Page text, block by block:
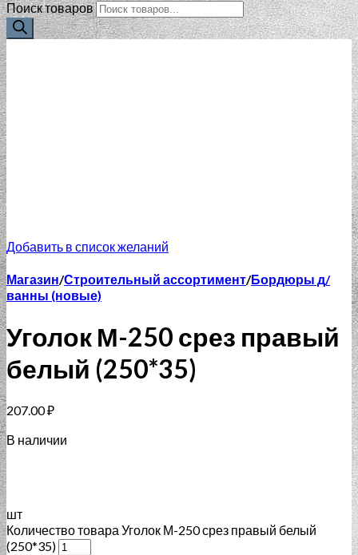
Поиск товаров
Добавить в список желаний
Магазин/Строительный ассортимент/Бордюры д/
ванны (новые)
Уголок М-250 срез правый
белый (250*35)
207.00₽
В наличии
шт
Количество товара Уголок М-250 срез правый белый
(250*35)